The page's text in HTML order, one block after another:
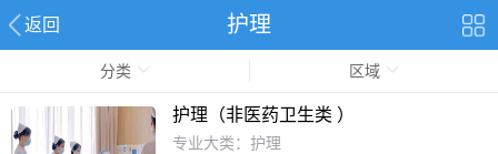
返回 护理
分类 区域
护理（非医药卫生类 ）
专业大类：护理